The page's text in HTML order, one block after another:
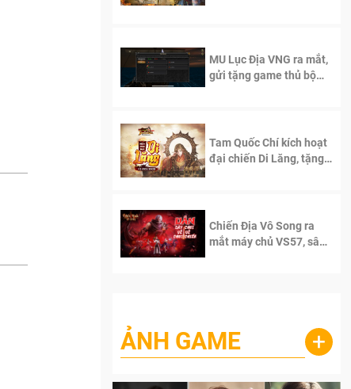
MU Lục Địa VNG ra mắt,
gửi tặng game thủ bộ
Tam Quốc Chí kích hoạt
đại chiến Di Lăng, tặng
Chiến Địa Vô Song ra
mắt máy chủ VS57, sân
ẢNH GAME +
Lala Croft vừa nóng vừa xinh dưới nét vẽ